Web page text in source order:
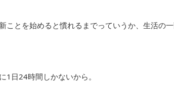
ことを始めると慣れるまでっていうか、生活の
1日24時間しかないから。